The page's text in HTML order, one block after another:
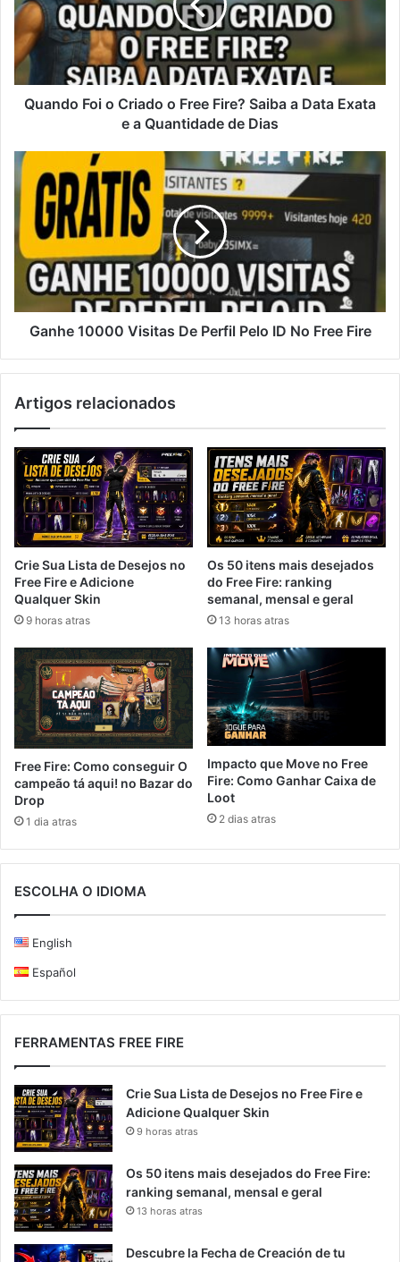
o
Free
Fire?
Saiba
a
Data
a
Quantidade
de
Dias
Quando Foi o Criado o Free Fire? Saiba a Data Exata
e a Quantidade de Dias
Ganhe
10000
Visitas
De
Perfil
Pelo
No
Free
FireGanhe 10000 Visitas De Perfil Pelo ID No Free Fire
Artigos relacionados
Crie Sua Lista de Desejos no
Free Fire e Adicione
Qualquer Skin
9 horas atras
Os 50 itens mais desejados
do Free Fire: ranking
semanal, mensal e geral
13 horas atras
Free Fire: Como conseguir O
campeão tá aqui! no Bazar do
Drop
1 dia atras
Impacto que Move no Free
Fire: Como Ganhar Caixa de
Loot
2 dias atras
ESCOLHA O IDIOMA
English
Español
FERRAMENTAS FREE FIRE
Crie Sua Lista de Desejos no Free Fire e
Adicione Qualquer Skin
9 horas atras
Os 50 itens mais desejados do Free Fire:
ranking semanal, mensal e geral
13 horas atras
Descubre la Fecha de Creación de tu